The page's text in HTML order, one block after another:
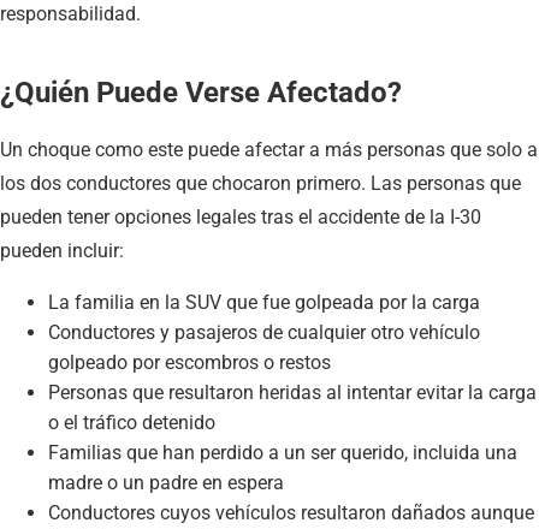
responsabilidad.
¿Quién Puede Verse Afectado?
Un choque como este puede afectar a más personas que solo a
los dos conductores que chocaron primero. Las personas que
pueden tener opciones legales tras el accidente de la I-30
pueden incluir:
La familia en la SUV que fue golpeada por la carga
Conductores y pasajeros de cualquier otro vehículo
golpeado por escombros o restos
Personas que resultaron heridas al intentar evitar la carga
o el tráfico detenido
Familias que han perdido a un ser querido, incluida una
madre o un padre en espera
Conductores cuyos vehículos resultaron dañados aunque